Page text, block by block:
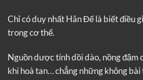
Chỉ có duy nhất Hãn Đế là biết điều
trong cơ thể.
Nguồn dược tính dồi dào, nồng đậm
khi hoà tan… chẳng những không